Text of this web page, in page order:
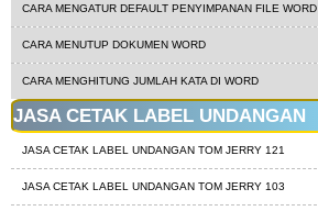
CARA MENGATUR DEFAULT PENYIMPANAN FILE WORD
CARA MENUTUP DOKUMEN WORD
CARA MENGHITUNG JUMLAH KATA DI WORD
JASA CETAK LABEL UNDANGAN
JASA CETAK LABEL UNDANGAN TOM JERRY 121
JASA CETAK LABEL UNDANGAN TOM JERRY 103